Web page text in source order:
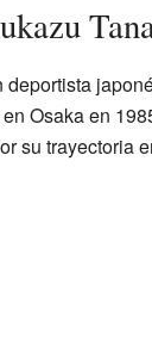
deportista
Osaka en
su trayectoria